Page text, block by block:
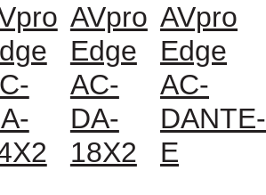
AVpro
Edge
AC-
DA-
18X2
AVpro
Edge
AC-
DANTE-
E